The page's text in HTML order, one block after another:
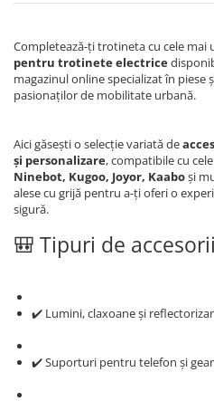
Completează-ți trotineta cu cele mai
pentru trotinete electrice
magazinul online specializat în piese
pasionaților de mobilitate urbană.
Aici găsești o selecție variată de
și personalizare, compatibile cu
Ninebot, Kugoo, Joyor, Kaaboși
alese cu grijă pentru a-ți oferi o
sigură.
🎒 Tipuri de
✔️ Lumini, claxoane și
✔️ Suporturi pentru telefon și